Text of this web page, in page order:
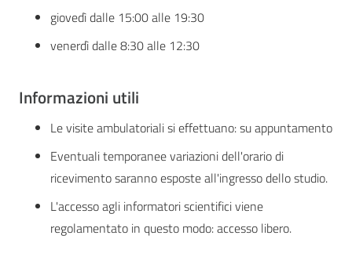
giovedì dalle 15:00 alle 19:30
venerdì dalle 8:30 alle 12:30
Informazioni utili
Le visite ambulatoriali si effettuano: su appuntamento
Eventuali temporanee variazioni dell'orario di
ricevimento saranno esposte all'ingresso dello studio.
L'accesso agli informatori scientifici viene
regolamentato in questo modo: accesso libero.